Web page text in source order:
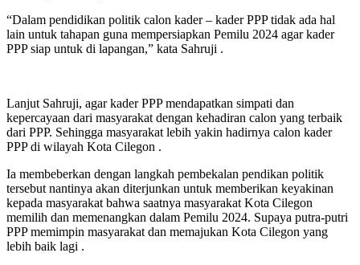
“Dalam pendidikan politik calon kader – kader PPP tidak ada hal
lain untuk tahapan guna mempersiapkan Pemilu 2024 agar kader
PPP siap untuk di lapangan,” kata Sahruji .
Lanjut Sahruji, agar kader PPP mendapatkan simpati dan
kepercayaan dari masyarakat dengan kehadiran calon yang terbaik
dari PPP. Sehingga masyarakat lebih yakin hadirnya calon kader
PPP di wilayah Kota Cilegon .
Ia membeberkan dengan langkah pembekalan pendikan politik
tersebut nantinya akan diterjunkan untuk memberikan keyakinan
kepada masyarakat bahwa saatnya masyarakat Kota Cilegon
memilih dan memenangkan dalam Pemilu 2024. Supaya putra-putri
PPP memimpin masyarakat dan memajukan Kota Cilegon yang
lebih baik lagi .